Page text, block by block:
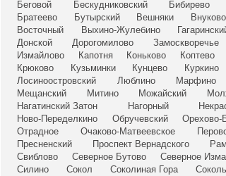
Беговой
Бескудниковский Бибирево
Братеево
Бутырский Вешняки Внуково
Восточный
Выхино-Жулебино
Донской
Дорогомилово Замоскворечье
Измайлово
Капотня Коньково Коптево
Крюково
Кузьминки Кунцево Куркино
Лосиноостровский
Люблино Марфино
Мещанский
Митино Можайский
Нагатинский Затон
Нагорный
Ново-Переделкино
Обручевский Орехово-
Отрадное
Очаково-Матвеевское
Пресненский
Проспект Вернадского
Свиблово
Северное Бутово Северное
Силино
Сокол Соколиная Гора